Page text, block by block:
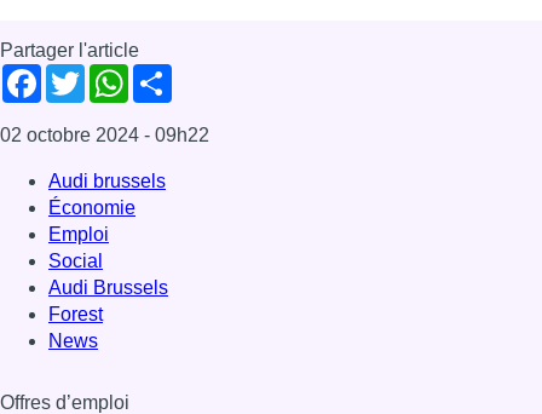
Partager l'article
Facebook
TwitterWhatsApp
02 octobre 2024 - 09h22
Audi brussels
Économie
Emploi
Social
Audi Brussels
Forest
News
Offres d’emploi